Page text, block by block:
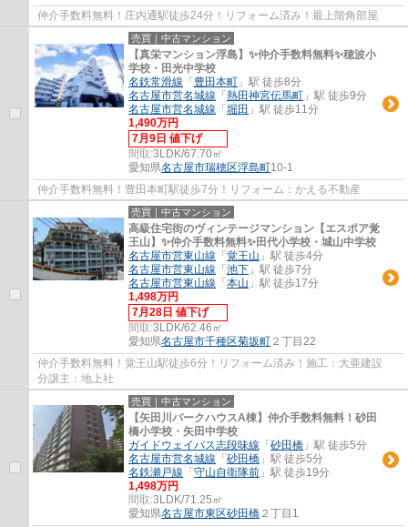
仲介手数料無料！庄内通駅徒歩24分！リフォーム済み！最上階角部屋
売買｜中古マンション
【真栄マンション浮島】✨️仲介手数料無料✨️穂波小
学校・田光中学校
名鉄常滑線 「 豊田本町 」駅 徒歩8分
名古屋市営名城線 「 熱田神宮伝馬町 」駅 徒歩9分
名古屋市営名城線 「 堀田 」駅 徒歩11分
1,490万円
7月9日 値下げ
間取:3LDK/67.70㎡
愛知県名古屋市瑞穂区浮島町10-1
仲介手数料無料！豊田本町駅徒歩7分！リフォーム：かえる不動産
売買｜中古マンション
高級住宅街のヴィンテージマンション【エスポア覚
王山】✨️仲介手数料無料✨️田代小学校・城山中学校
名古屋市営東山線 「 覚王山 」駅 徒歩4分
名古屋市営東山線 「 池下 」駅 徒歩7分
名古屋市営東山線 「 本山 」駅 徒歩17分
1,498万円
7月28日 値下げ
間取:3LDK/62.46㎡
愛知県名古屋市千種区菊坂町 ２丁目22
仲介手数料無料！覚王山駅徒歩6分！リフォーム済み！施工：大亜建設
分譲主：地上社
売買｜中古マンション
【矢田川パークハウスA棟】仲介手数料無料！砂田
橋小学校・矢田中学校
ガイドウェイバス志段味線 「 砂田橋 」駅 徒歩5分
名古屋市営名城線 「 砂田橋 」駅 徒歩5分
名鉄瀬戸線 「 守山自衛隊前 」駅 徒歩19分
1,498万円
間取:3LDK/71.25㎡
愛知県名古屋市東区砂田橋 ２丁目1